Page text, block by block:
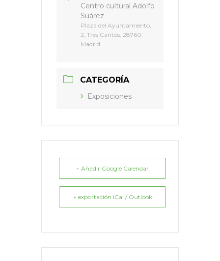
Centro cultural Adolfo
Suárez
Plaza del Ayuntamiento,
2, Tres Cantos, 28760,
Madrid
CATEGORÍA
Exposiciones
+ Añadir Google Calendar
+ exportación iCal / Outlook